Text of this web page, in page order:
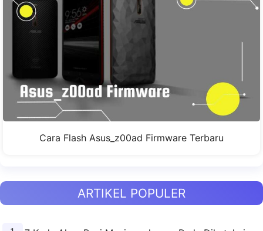
Cara Flash Asus_z00ad Firmware Terbaru
ARTIKEL POPULER